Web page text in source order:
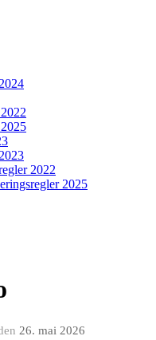
2022
2025
26. mai 2026